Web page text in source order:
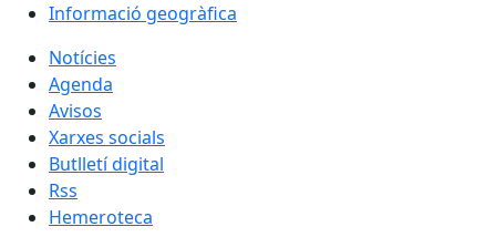
Informació geogràfica
Notícies
Agenda
Avisos
Xarxes socials
Butlletí digital
Rss
Hemeroteca